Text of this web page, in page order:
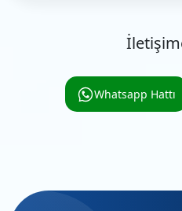
Whatsapp Hattı